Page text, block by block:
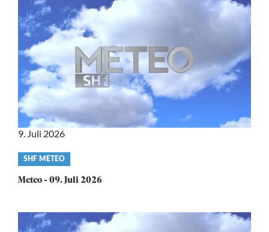
Video
category
SHF METEO
Meteo - 09. Juli 2026
9. Juli 2026